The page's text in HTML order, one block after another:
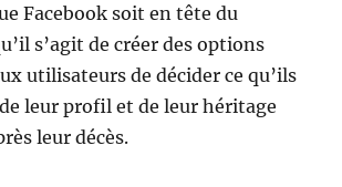
Facebook soit en tête du
s’agit de créer des options
utilisateurs de décider ce qu’ils
leur profil et de leur héritage
leur décès.